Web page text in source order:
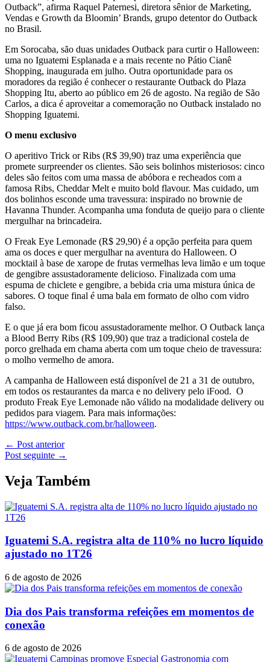
Outback”, afirma Raquel Paternesi, diretora sênior de Marketing,
Vendas e Growth da Bloomin’ Brands, grupo detentor do Outback
no Brasil.
Em Sorocaba, são duas unidades Outback para curtir o Halloween:
uma no Iguatemi Esplanada e a mais recente no Pátio Cianê
Shopping, inaugurada em julho. Outra oportunidade para os
moradores da região é conhecer o restaurante Outback do Plaza
Shopping Itu, aberto ao público em 26 de agosto. Na região de São
Carlos, a dica é aproveitar a comemoração no Outback instalado no
Shopping Iguatemi.
O menu exclusivo
O aperitivo Trick or Ribs (R$ 39,90) traz uma experiência que
promete surpreender os clientes. São seis bolinhos misteriosos: cinco
deles são feitos com uma massa de abóbora e recheados com a
famosa Ribs, Cheddar Melt e muito bold flavour. Mas cuidado, um
dos bolinhos esconde uma travessura: inspirado no brownie de
Havanna Thunder. Acompanha uma fonduta de queijo para o cliente
mergulhar na brincadeira.
O Freak Eye Lemonade (R$ 29,90) é a opção perfeita para quem
ama os doces e quer mergulhar na aventura do Halloween. O
mocktail à base de xarope de frutas vermelhas leva limão e um toque
de gengibre assustadoramente delicioso. Finalizada com uma
espuma de chiclete e gengibre, a bebida cria uma mistura única de
sabores. O toque final é uma bala em formato de olho com vidro
falso.
E o que já era bom ficou assustadoramente melhor. O Outback lança
a Blood Berry Ribs (R$ 109,90) que traz a tradicional costela de
porco grelhada em chama aberta com um toque cheio de travessura:
o molho vermelho de amora.
A campanha de Halloween está disponível de 21 a 31 de outubro,
em todos os restaurantes da marca e no delivery pelo iFood. O
produto Freak Eye Lemonade não válido na modalidade delivery ou
pedidos para viagem. Para mais informações:
https://www.outback.com.br/halloween.
← Post anterior
Post seguinte →
Veja Também
Iguatemi S.A. registra alta de 110% no lucro líquido
ajustado no 1T26
6 de agosto de 2026
Dia dos Pais transforma refeições em momentos de
conexão
6 de agosto de 2026